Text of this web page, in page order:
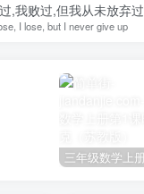
,我败过,但我从未放弃过
I lose, but I never give up